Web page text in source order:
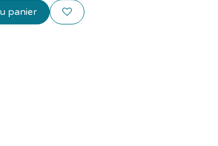
panier